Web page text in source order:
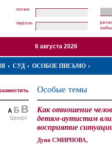
логин
пароль
6 августа 2026
СУД ОСОБОЕ ПИСЬМО
А Б В
Шрифт
Особые темы
Как отношение
детям-аутистам
восприятие
Дуня СМИРНОВА,